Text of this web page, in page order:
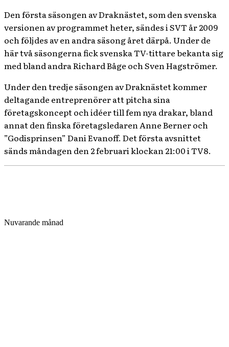
Den första säsongen av Draknästet, som den svenska
versionen av programmet heter, sändes i SVT år 2009
och följdes av en andra säsong året därpå. Under de
här två säsongerna fick svenska TV-tittare bekanta sig
med bland andra Richard Båge och Sven Hagströmer.
Under den tredje säsongen av Draknästet kommer
deltagande entreprenörer att pitcha sina
företagskoncept och idéer till fem nya drakar, bland
annat den finska företagsledaren Anne Berner och
”Godisprinsen” Dani Evanoff. Det första avsnittet
sänds måndagen den 2 februari klockan 21:00 i TV8.
Nuvarande månad